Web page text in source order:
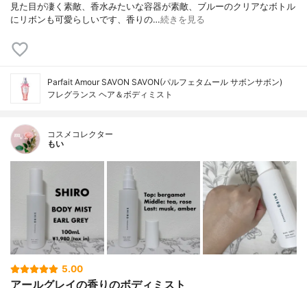
見た目が凄く素敵、香水みたいな容器が素敵、ブルーのクリアなボトル
にリボンも可愛らしいです、香りの…続きを見る
Parfait Amour SAVON SAVON(パルフェタムール サボンサボン)
フレグランス ヘア＆ボディミスト
コスメコレクター
もい
5.00
アールグレイの香りのボディミスト